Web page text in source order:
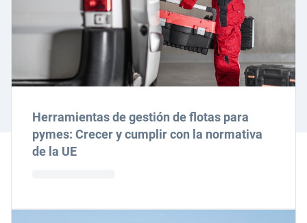
Herramientas de gestión de flotas para
pymes: Crecer y cumplir con la normativa
de la UE